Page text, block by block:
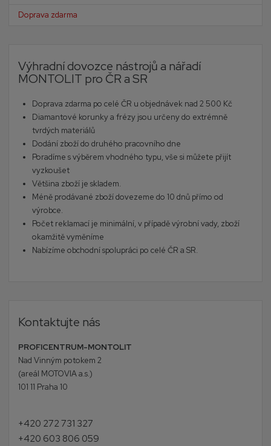
Doprava zdarma
Výhradní dovozce nástrojů a nářadí
MONTOLIT pro ČR a SR
Doprava zdarma po celé ČR u objednávek nad 2 500 Kč
Diamantové korunky a frézy jsou určeny do extrémně
tvrdých materiálů
Dodání zboží do druhého pracovního dne
Poradíme s výběrem vhodného typu, vše si můžete přijít
vyzkoušet
Většina zboží je skladem.
Méně prodávané zboží dovezeme do 10 dnů přímo od
výrobce.
Počet reklamací je minimální, v případě výrobní vady, zboží
okamžitě vyměníme
Nabízíme obchodní spolupráci po celé ČR a SR.
Kontaktujte nás
PROFICENTRUM-MONTOLIT
Nad Vinným potokem 2
(areál MOTOVIA a.s.)
101 11 Praha 10
+420 272 731 327
+420 603 806 059